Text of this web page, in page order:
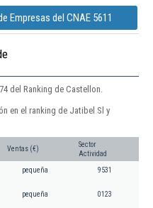
Empresas del CNAE 5611
del Ranking de Castellon.
en el ranking de Jatibel Sl y
Ventas (€)
Sector
Actividad
pequeña 9531
pequeña 0123